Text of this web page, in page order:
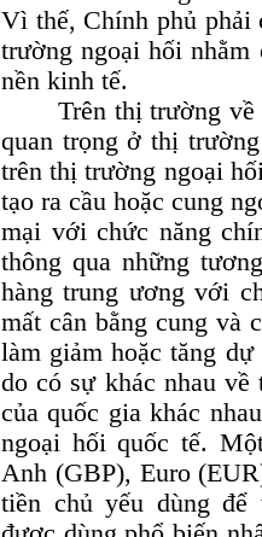
Vì thế, Chính phủ phải
trường ngoại hối
nền kinh tế.
Trên thị trường về
quan trọng ở thị
trên thị trường ngoại
tạo ra cầu hoặc cung
mại với chức năng
thông qua những
hàng trung ương với
mất cân bằng cung và
làm giảm hoặc tăng
do có sự khác nhau
của quốc gia khác
ngoại hối quốc tế.
Anh (GBP), Euro
tiền chủ yếu dùng để